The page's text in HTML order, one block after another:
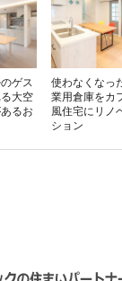
ゲス
大空
るお
使わなくなっ
業用倉庫をカ
風住宅にリノ
ション